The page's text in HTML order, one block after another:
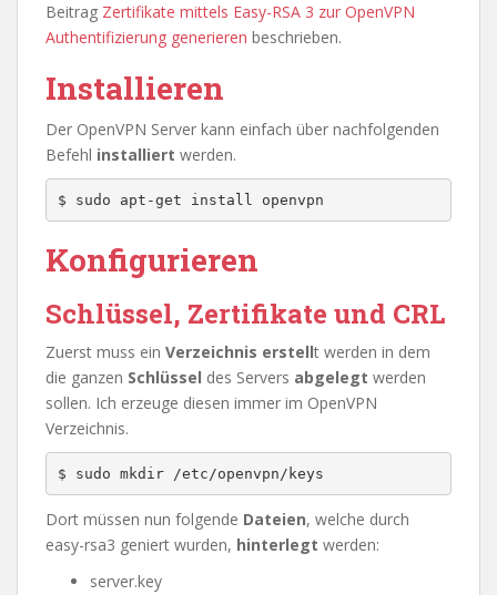
Beitrag Zertifikate mittels Easy-RSA 3 zur OpenVPN
Authentifizierung generieren beschrieben.
Installieren
Der OpenVPN Server kann einfach über nachfolgenden
Befehl installiert werden.
Konfigurieren
Schlüssel, Zertifikate und CRL
Zuerst muss ein Verzeichnis erstellt werden in dem
die ganzen Schlüssel des Servers abgelegt werden
sollen. Ich erzeuge diesen immer im OpenVPN
Verzeichnis.
$ sudo mkdir /etc/openvpn/keys
Dort müssen nun folgende Dateien, welche durch
easy-rsa3 geniert wurden, hinterlegt werden:
server.key